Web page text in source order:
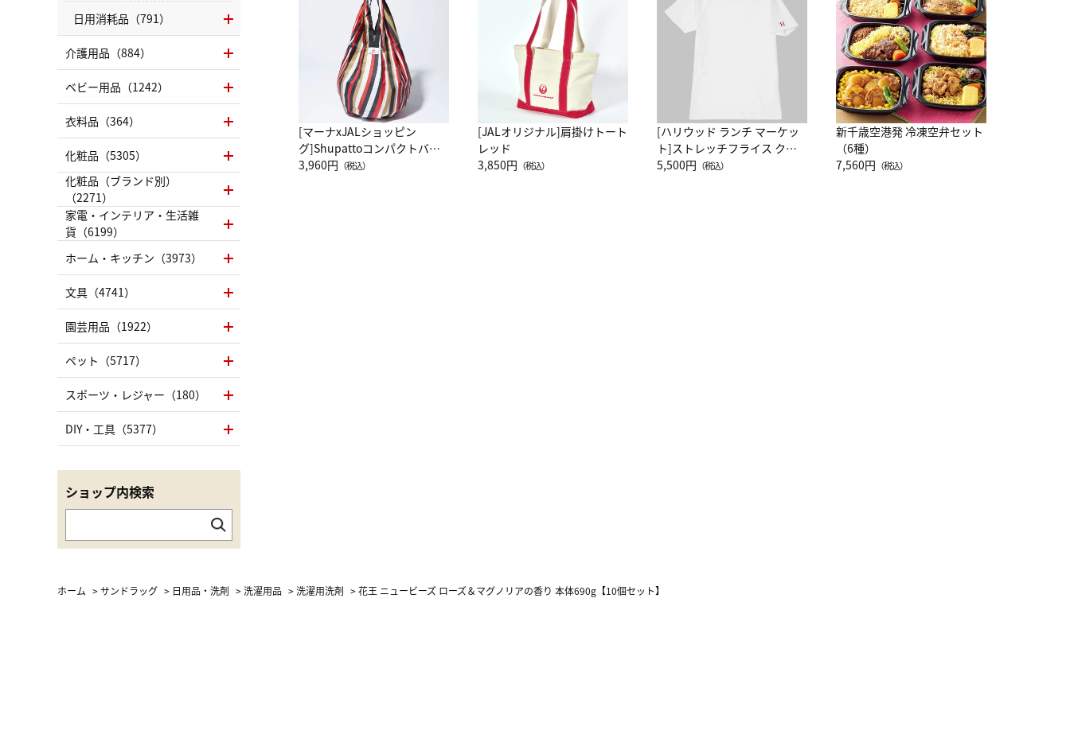
[マーナxJALショッピン
グ]Shupattoコンパクトバッ
グ Drop JAL客室乗務員
3,960円 （税込）
[JALオリジナル]肩掛けトート
レッド
3,850円 （税込）
[ハリウッド ランチ マーケッ
ト]ストレッチフライス クル
ーネック別注半袖Ｔシャツ
5,500円 （税込）
新千歳空港発 冷凍空弁セット
（6種）
7,560円 （税込）
日用消耗品（791）
介護用品（884）
ベビー用品（1242）
衣料品（364）
化粧品（5305）
化粧品（ブランド別）
（2271）
家電・インテリア・生活雑
貨（6199）
ホーム・キッチン（3973）
文具（4741）
園芸用品（1922）
ペット（5717）
スポーツ・レジャー（180）
DIY・工具（5377）
ショップ内検索
ホーム >サンドラッグ > 日用品・洗剤 >洗濯用品 >洗濯用洗剤 >花王 ニュービーズ ローズ＆マグノリアの香り 本体690g【10個セット】